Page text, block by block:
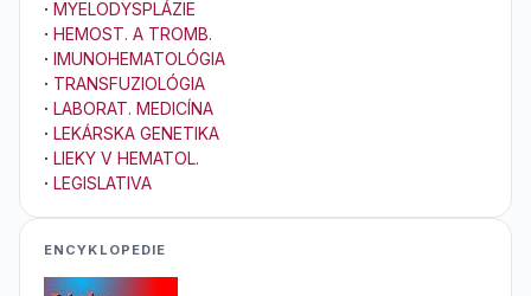
· MYELODYSPLÁZIE
· HEMOST. A TROMB.
· IMUNOHEMATOLÓGIA
· TRANSFUZIOLÓGIA
· LABORAT. MEDICÍNA
· LEKÁRSKA GENETIKA
· LIEKY V HEMATOL.
· LEGISLATIVA
ENCYKLOPEDIE